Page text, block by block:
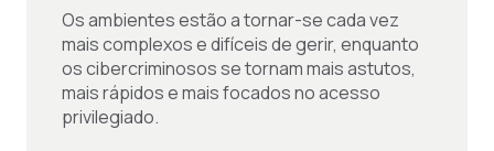
Os ambientes estão a tornar-se cada vez
mais complexos e difíceis de gerir, enquanto
os cibercriminosos se tornam mais astutos,
mais rápidos e mais focados no acesso
privilegiado.